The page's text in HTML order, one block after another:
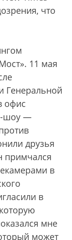
что
11 мая
Генеральной
офис
шоу —
друзья
примчался
в
в
мне
может